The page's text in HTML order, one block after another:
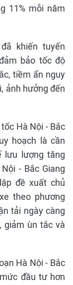
11% mỗi năm
khiến tuyến
bảo tốc độ
tiềm ẩn nguy
ảnh hưởng đến
Hà Nội - Bắc
hoạch là cần
lưu lượng tăng
- Bắc Giang
đề xuất chủ
theo phương
tải ngày càng
giảm ùn tắc và
Hà Nội - Bắc
đầu tư hơn